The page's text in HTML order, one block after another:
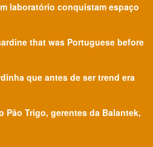
laboratório conquistam espaço
that was Portuguese before
que antes de ser trend era
Pão Trigo, gerentes da Balantek,